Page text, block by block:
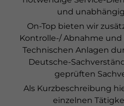
und
On-Top bieten wir
Kontrolle-/ Abnahme
Technischen Anlagen
Deutsche-
geprüften
Als Kurzbeschreibung
einzelnen
Alle akzeptieren
Nur essenzielle
Zurück
Datenschutzeinstellungen
Essenziell (1)
Essenzielle Cookies ermöglichen
sind für die einwandfreie Funktion